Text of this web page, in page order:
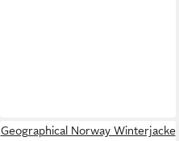
Geographical Norway Winterjacke